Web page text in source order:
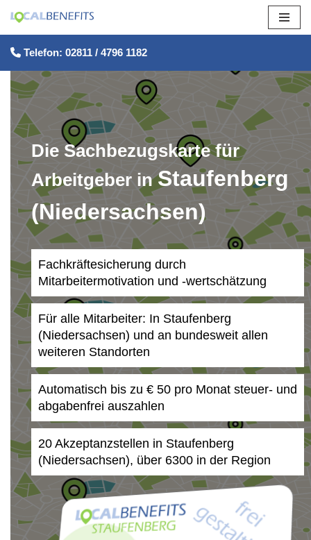
Zum
Inhalt
springen
Telefon: 02811 / 4796 1182
Die Sachbezugskarte für
Arbeitgeber inStaufenberg
(Niedersachsen)
Fachkräftesicherung durch
Mitarbeitermotivation und -wertschätzung
Für alle Mitarbeiter: In Staufenberg
(Niedersachsen) und an bundesweit allen
weiteren Standorten
Automatisch bis zu € 50 pro Monat steuer- und
abgabenfrei auszahlen
20 Akzeptanzstellen in Staufenberg
(Niedersachsen), über 6300 in der Region